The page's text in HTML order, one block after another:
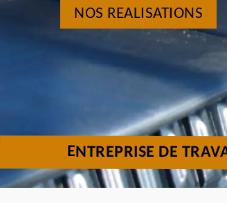
NOS REALISATIONS
ENTREPRISE DE